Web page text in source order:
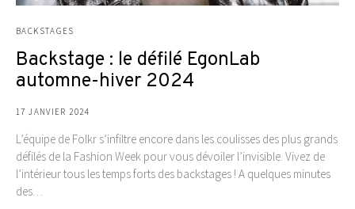
BACKSTAGES
Backstage : le défilé EgonLab
automne-hiver 2024
17 JANVIER 2024
L’équipe de Folkr s’infiltre encore dans les coulisses des plus grands
défilés de la Fashion Week pour vous dévoiler l’invisible. Vivez de
l’intérieur tous les temps forts des backstages ! A quelques minutes
des…